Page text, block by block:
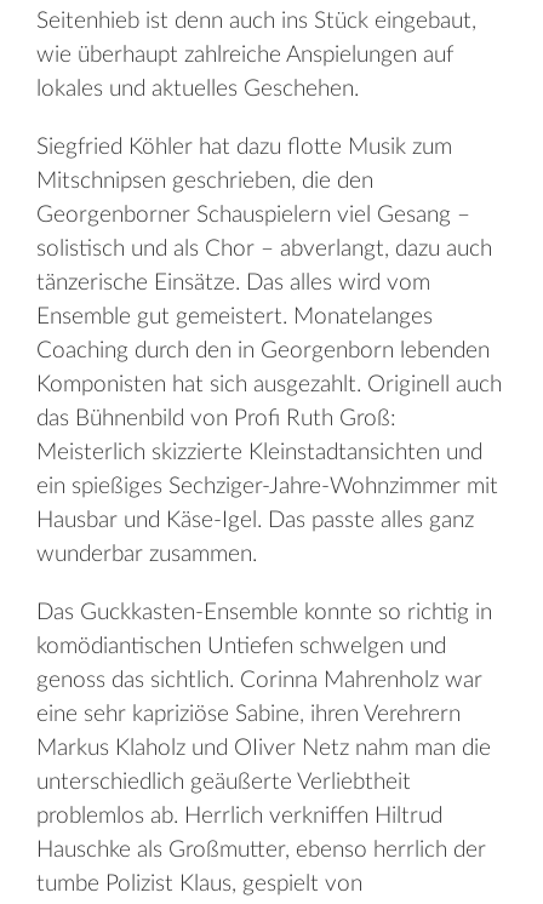
Seitenhieb ist denn auch ins Stück eingebaut,
wie überhaupt zahlreiche Anspielungen auf
lokales und aktuelles Geschehen.
Siegfried Köhler hat dazu flotte Musik zum
Mitschnipsen geschrieben, die den
Georgenborner Schauspielern viel Gesang –
solistisch und als Chor – abverlangt, dazu auch
tänzerische Einsätze. Das alles wird vom
Ensemble gut gemeistert. Monatelanges
Coaching durch den in Georgenborn lebenden
Komponisten hat sich ausgezahlt. Originell auch
das Bühnenbild von Profi Ruth Groß:
Meisterlich skizzierte Kleinstadtansichten und
ein spießiges Sechziger-Jahre-Wohnzimmer mit
Hausbar und Käse-Igel. Das passte alles ganz
wunderbar zusammen.
Das Guckkasten-Ensemble konnte so richtig in
komödiantischen Untiefen schwelgen und
genoss das sichtlich. Corinna Mahrenholz war
eine sehr kapriziöse Sabine, ihren Verehrern
Markus Klaholz und OIiver Netz nahm man die
unterschiedlich geäußerte Verliebtheit
problemlos ab. Herrlich verkniffen Hiltrud
Hauschke als Großmutter, ebenso herrlich der
tumbe Polizist Klaus, gespielt von